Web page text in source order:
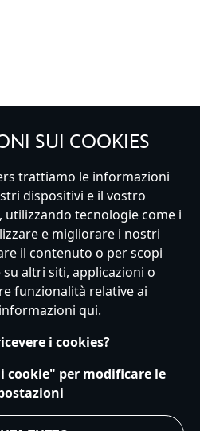
Trova Negozio
Mappa del Sito
dei dati personali
dei Cookie
Termini e Condizioni generali
s172 Statements
SUI COOKIES
trattiamo le informazioni
dispositivi e il vostro
tecnologie come i
e migliorare i nostri
il contenuto o per scopi
altri siti, applicazioni o
funzionalità relative ai
qui.
i cookies?
cookie" per modificare le